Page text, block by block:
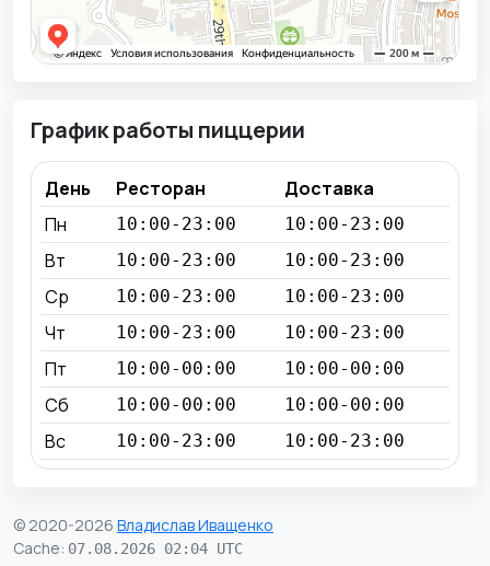
График работы пиццерии
День Ресторан
Доставка
Пн
10:00-23:00 10:00-23:00
Вт 10:00-23:00 10:00-23:00
Ср 10:00-23:00 10:00-23:00
Чт 10:00-23:00 10:00-23:00
Пт 10:00-00:00 10:00-00:00
Сб 10:00-00:00 10:00-00:00
Вс 10:00-23:00 10:00-23:00
© 2020-2026 Владислав Иващенко
Cache: 07.08.2026 02:04 UTC